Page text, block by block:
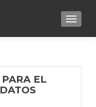
Toggle
EL